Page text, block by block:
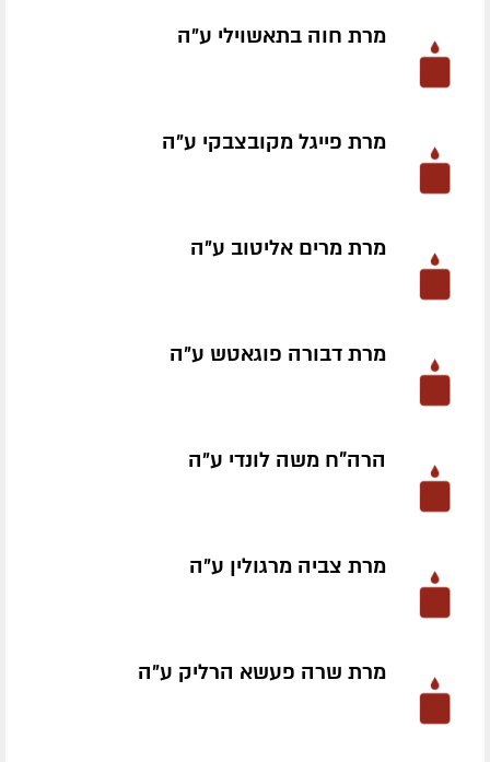
מרת חוה בתאשוילי ע״ה
מרת פייגל מקובצבקי ע״ה
מרת מרים אליטוב ע״ה
מרת דבורה פוגאטש ע״ה
הרה"ח משה לונדי ע״ה
מרת צביה מרגולין ע״ה
מרת שרה פעשא הרליק ע״ה